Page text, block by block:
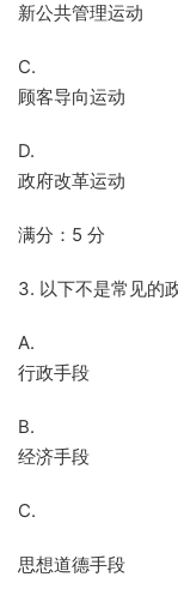
新公共管理运动
C.
顾客导向运动
D.
政府改革运动
满分：5 分
3. 以下不是常见的
A.
行政手段
B.
经济手段
C.
思想道德手段